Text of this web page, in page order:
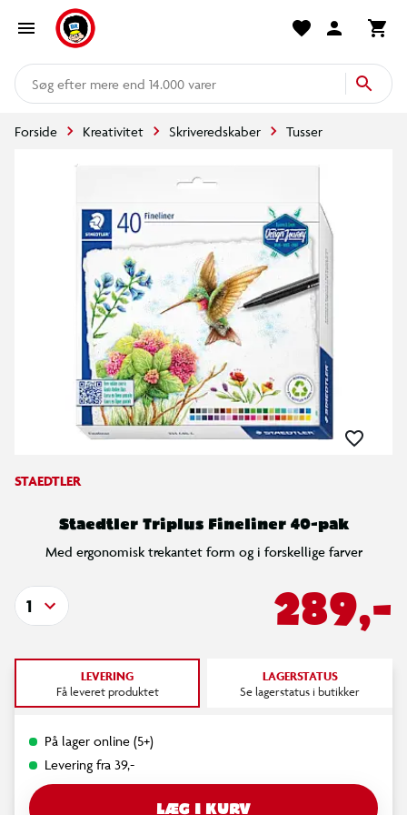
mere end 14.000 varer
Forside Kreativitet Skriveredskaber Tusser
STAEDTLER
Staedtler Triplus Fineliner 40-pak
Med ergonomisk trekantet form og i forskellige farver
289,-
1
LEVERING
Få leveret produktet
LAGERSTATUS
Se lagerstatus i butikker
På lager online (5+)
Levering fra 39,-
LÆG I KURV